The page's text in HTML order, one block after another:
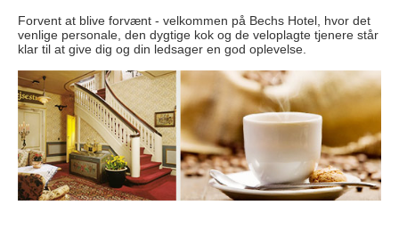
Forvent at blive forvænt - velkommen på Bechs Hotel, hvor det
venlige personale, den dygtige kok og de veloplagte tjenere står
klar til at give dig og din ledsager en god oplevelse.